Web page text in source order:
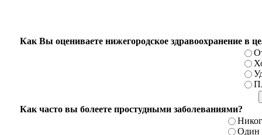
Как Вы оцениваете нижегородское здравоохранение в
Как часто вы болеете простудными заболеваниями?
Один